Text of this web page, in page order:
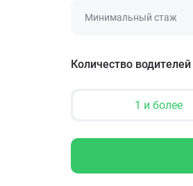
Минимальный стаж
Количество
1 и более